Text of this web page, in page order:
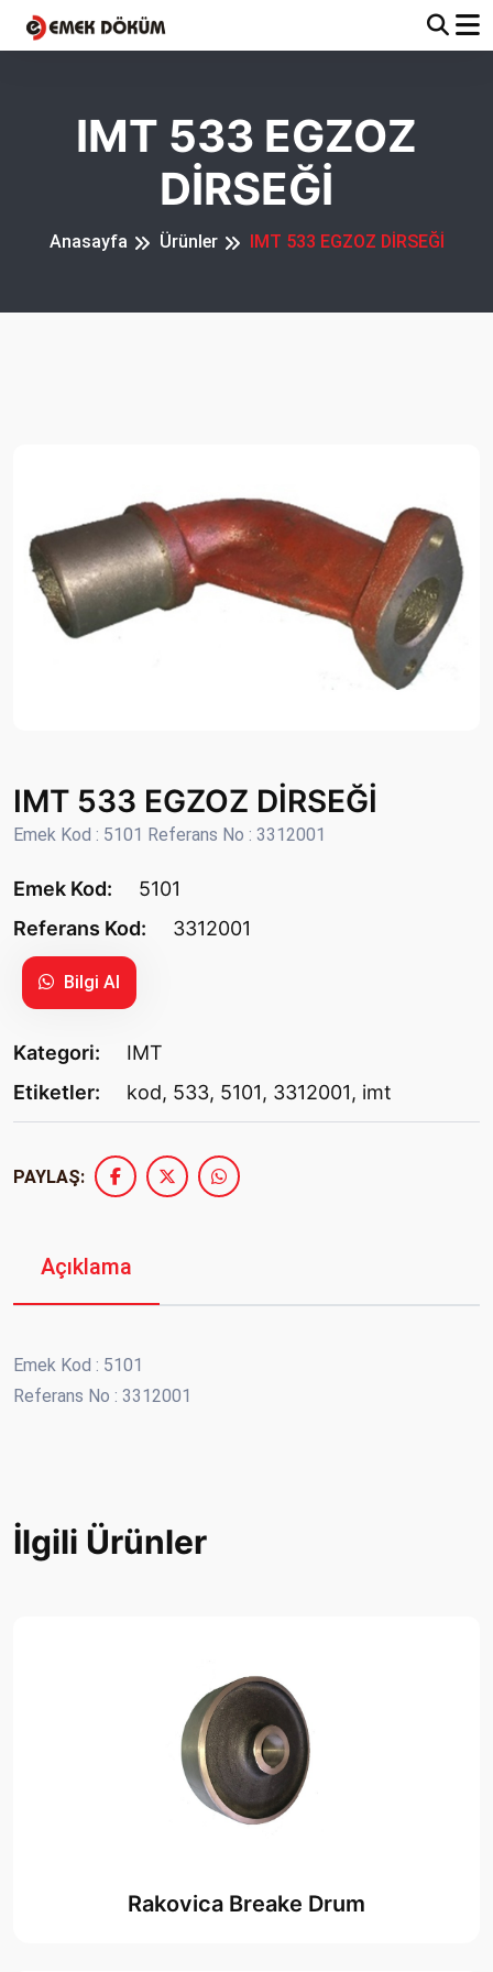
IMT 533 EGZOZ
DİRSEĞİ
Anasayfa Ürünler IMT 533 EGZOZ DİRSEĞİ
IMT 533 EGZOZ DİRSEĞİ
Emek Kod : 5101 Referans No : 3312001
Emek Kod:
5101
Referans Kod:
3312001
Bilgi Al
Kategori:
IMT
Etiketler:
kod, 533, 5101, 3312001, imt
PAYLAŞ:
Açıklama
Emek Kod : 5101
Referans No : 3312001
İlgili Ürünler
Rakovica Breake Drum